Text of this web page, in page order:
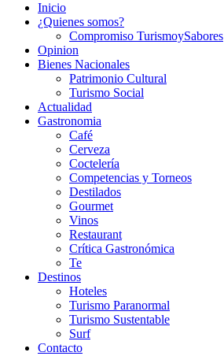
Inicio
¿Quienes somos?
Compromiso TurismoySabores
Opinion
Bienes Nacionales
Patrimonio Cultural
Turismo Social
Actualidad
Gastronomia
Café
Cerveza
Coctelería
Competencias y Torneos
Destilados
Gourmet
Vinos
Restaurant
Crítica Gastronómica
Te
Destinos
Hoteles
Turismo Paranormal
Turismo Sustentable
Surf
Contacto